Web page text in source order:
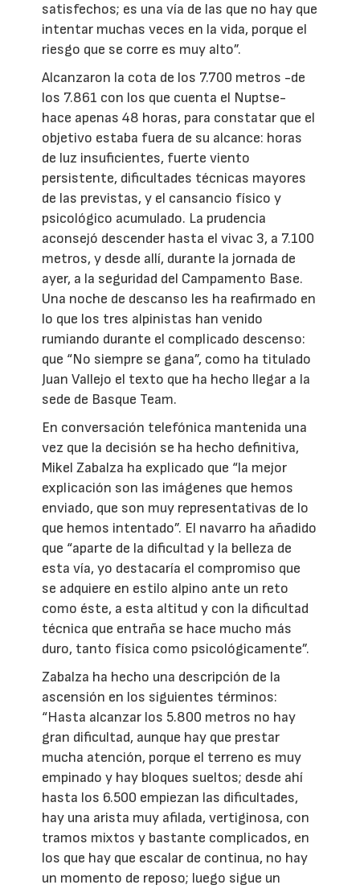
satisfechos; es una vía de las que no hay que
intentar muchas veces en la vida, porque el
riesgo que se corre es muy alto”.
Alcanzaron la cota de los 7.700 metros -de
los 7.861 con los que cuenta el Nuptse-
hace apenas 48 horas, para constatar que el
objetivo estaba fuera de su alcance: horas
de luz insuficientes, fuerte viento
persistente, dificultades técnicas mayores
de las previstas, y el cansancio físico y
psicológico acumulado. La prudencia
aconsejó descender hasta el vivac 3, a 7.100
metros, y desde allí, durante la jornada de
ayer, a la seguridad del Campamento Base.
Una noche de descanso les ha reafirmado en
lo que los tres alpinistas han venido
rumiando durante el complicado descenso:
que “No siempre se gana”, como ha titulado
Juan Vallejo el texto que ha hecho llegar a la
sede de Basque Team.
En conversación telefónica mantenida una
vez que la decisión se ha hecho definitiva,
Mikel Zabalza ha explicado que “la mejor
explicación son las imágenes que hemos
enviado, que son muy representativas de lo
que hemos intentado”. El navarro ha añadido
que “aparte de la dificultad y la belleza de
esta vía, yo destacaría el compromiso que
se adquiere en estilo alpino ante un reto
como éste, a esta altitud y con la dificultad
técnica que entraña se hace mucho más
duro, tanto física como psicológicamente”.
Zabalza ha hecho una descripción de la
ascensión en los siguientes términos:
“Hasta alcanzar los 5.800 metros no hay
gran dificultad, aunque hay que prestar
mucha atención, porque el terreno es muy
empinado y hay bloques sueltos; desde ahí
hasta los 6.500 empiezan las dificultades,
hay una arista muy afilada, vertiginosa, con
tramos mixtos y bastante complicados, en
los que hay que escalar de continua, no hay
un momento de reposo; luego sigue un